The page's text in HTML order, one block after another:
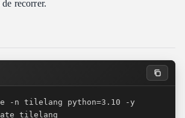
recorrer.